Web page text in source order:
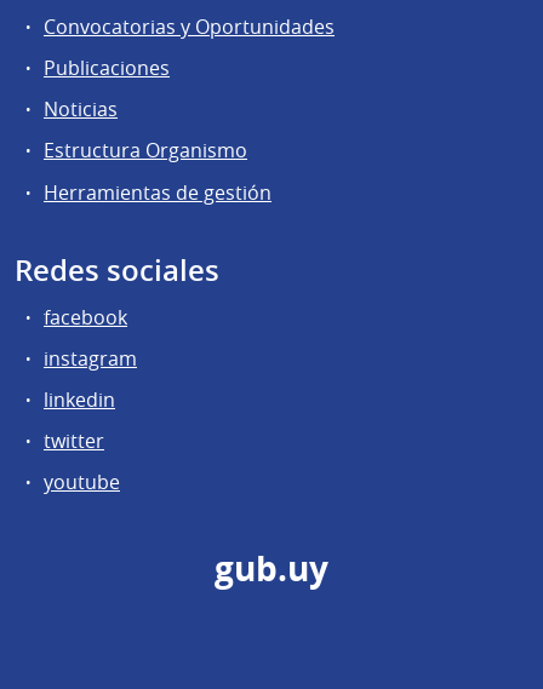
Convocatorias y Oportunidades
Publicaciones
Noticias
Estructura Organismo
Herramientas de gestión
Redes sociales
facebook
instagram
linkedin
twitter
youtube
gub.uy